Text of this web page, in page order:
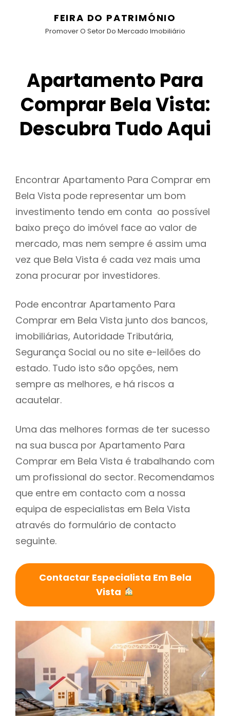
FEIRA DO PATRIMÓNIO
Promover O Setor Do Mercado Imobiliário
Apartamento Para
Comprar Bela Vista:
Descubra Tudo Aqui
Encontrar Apartamento Para Comprar em
Bela Vista pode representar um bom
investimento tendo em conta ao possível
baixo preço do imóvel face ao valor de
mercado, mas nem sempre é assim uma
vez que Bela Vista é cada vez mais uma
zona procurar por investidores.
Pode encontrar Apartamento Para
Comprar em Bela Vista junto dos bancos,
imobiliárias, Autoridade Tributária,
Segurança Social ou no site e-leilões do
estado. Tudo isto são opções, nem
sempre as melhores, e há riscos a
acautelar.
Uma das melhores formas de ter sucesso
na sua busca por Apartamento Para
Comprar em Bela Vista é trabalhando com
um profissional do sector. Recomendamos
que entre em contacto com a nossa
equipa de especialistas em Bela Vista
através do formulário de contacto
seguinte.
Contactar Especialista Em Bela
Vista